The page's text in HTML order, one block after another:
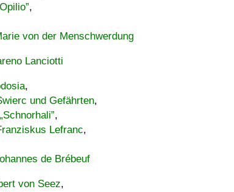
,
von der Menschwerdung
Lanciotti
,
und Gefährten,
,
Lefranc,
de Brébeuf
von Seez,